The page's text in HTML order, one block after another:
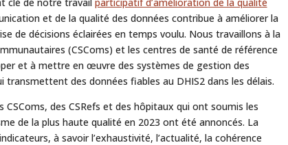
et de la qualité des données contribue à améliorer la
de décisions éclairées en temps voulu. Nous travaillons à la
(CSComs) et les centres de santé de référence
et à mettre en œuvre des systèmes de gestion des
transmettent des données fiables au DHIS2 dans les délais.
des CSRefs et des hôpitaux qui ont soumis les
de la plus haute qualité en 2023 ont été annoncés. La
à savoir l’exhaustivité, l’actualité, la cohérence